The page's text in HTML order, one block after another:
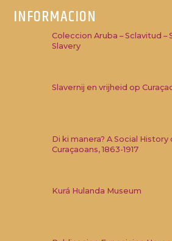
INFORMACION
Coleccion Aruba – Sclavitud –
Slavery
Slavernij en vrijheid op
Di ki manera? A Social History
Curaçaoans, 1863-1917
Kurá Hulanda Museum